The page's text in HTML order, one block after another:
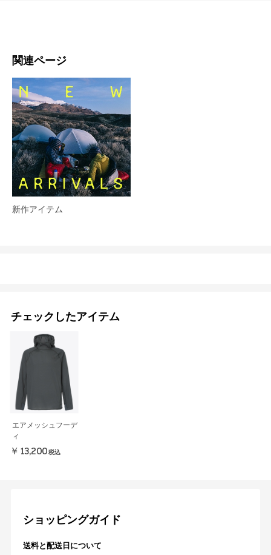
関連ページ
新作アイテム
チェックしたアイテム
エアメッシュフーデ
ィ
￥13,200 税込
ショッピングガイド
送料と配送日について